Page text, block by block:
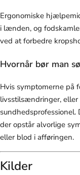
Ergonomiske
i lænden, og
ved at forbedre
Hvornår bør man
Hvis symptomerne på
livsstilsændringer,
der opstår alvorlige
eller blod i afføringen.
Kilder